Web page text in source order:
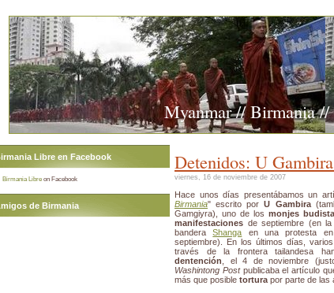
Myanmar // Birmania //
Detenidos: U
viernes, 16 de noviembre de 2007
Hace unos días presentábamos un
Birmania" escrito porU Gambira
Gamgiyra), uno de los monjes
manifestaciones de septiembre (en
banderaShanga en una protesta
septiembre). En los últimos días,
través de la frontera tailandesa
dentención , el 4 de noviembre
Washintong Postpublicaba el artículo
más que posible tortura por parte de las
Libre en Facebook
Birmania Libre on Facebook
de Birmania